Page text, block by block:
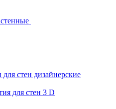
стен дизайнерские
для стен 3 D